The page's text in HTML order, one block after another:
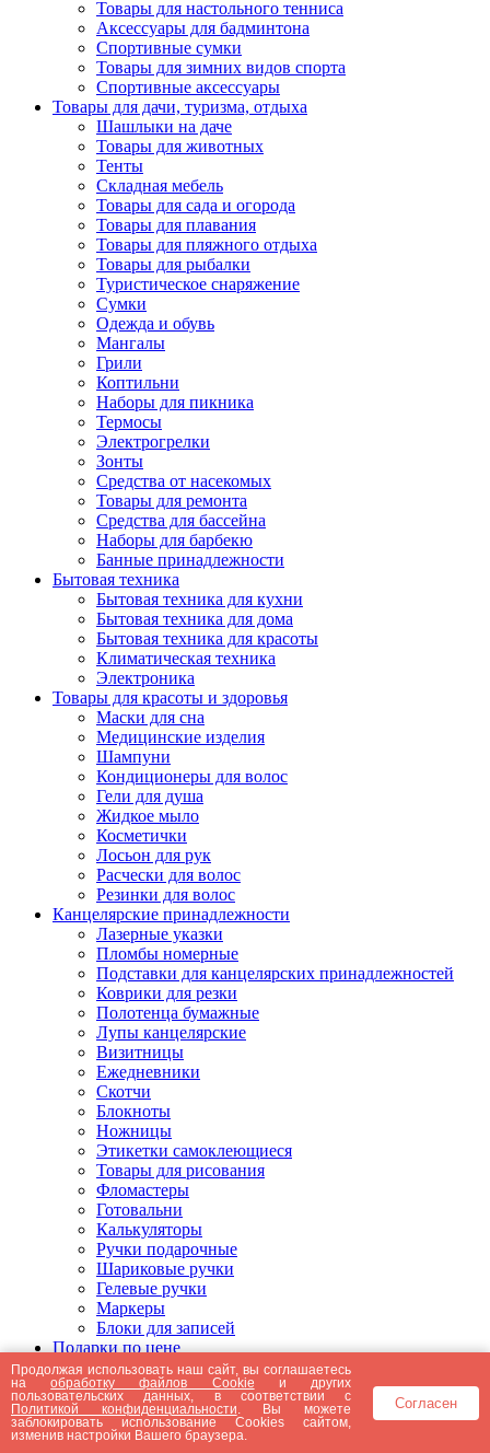
Товары для настольного тенниса
Аксессуары для бадминтона
Спортивные сумки
Товары для зимних видов спорта
Спортивные аксессуары
Товары для дачи, туризма, отдыха
Шашлыки на даче
Товары для животных
Тенты
Складная мебель
Товары для сада и огорода
Товары для плавания
Товары для пляжного отдыха
Товары для рыбалки
Туристическое снаряжение
Сумки
Одежда и обувь
Мангалы
Грили
Коптильни
Наборы для пикника
Термосы
Электрогрелки
Зонты
Средства от насекомых
Товары для ремонта
Средства для бассейна
Наборы для барбекю
Банные принадлежности
Бытовая техника
Бытовая техника для кухни
Бытовая техника для дома
Бытовая техника для красоты
Климатическая техника
Электроника
Товары для красоты и здоровья
Маски для сна
Медицинские изделия
Шампуни
Кондиционеры для волос
Гели для душа
Жидкое мыло
Косметички
Лосьон для рук
Расчески для волос
Резинки для волос
Канцелярские принадлежности
Лазерные указки
Пломбы номерные
Подставки для канцелярских принадлежностей
Коврики для резки
Полотенца бумажные
Лупы канцелярские
Визитницы
Ежедневники
Скотчи
Блокноты
Ножницы
Этикетки самоклеющиеся
Товары для рисования
Фломастеры
Готовальни
Калькуляторы
Ручки подарочные
Шариковые ручки
Гелевые ручки
Маркеры
Блоки для записей
Подарки по цене
Подарки от 5000 рублей
Подарки до 5000 рублей
Подарки до 3000 рублей
Подарки до 2000 рублей
Подарки до 1000 рублей
Продолжая использовать наш сайт, вы соглашаетесь
наобработку файлов Cookie и других
пользовательских данных, в соответствии с
Политикой конфиденциальности . Вы можете
заблокировать использование Cookies сайтом,
изменив настройки Вашего браузера.
Согласен